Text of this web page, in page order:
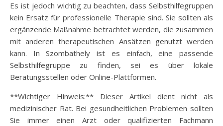
Es ist jedoch wichtig zu beachten, dass Selbsthilfegruppen
kein Ersatz für professionelle Therapie sind. Sie sollten als
ergänzende Maßnahme betrachtet werden, die zusammen
mit anderen therapeutischen Ansätzen genutzt werden
kann. In Szombathely ist es einfach, eine passende
Selbsthilfegruppe zu finden, sei es über lokale
Beratungsstellen oder Online-Plattformen.
**Wichtiger Hinweis:** Dieser Artikel dient nicht als
medizinischer Rat. Bei gesundheitlichen Problemen sollten
Sie immer einen Arzt oder qualifizierten Fachmann